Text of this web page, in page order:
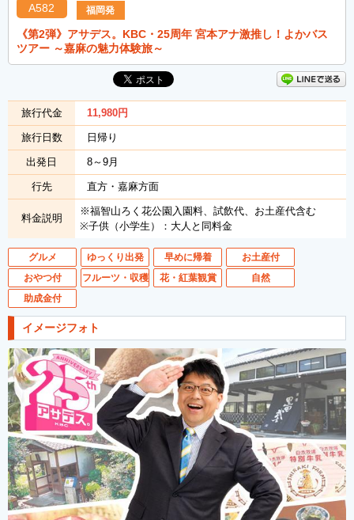
A582 福岡発
《第2弾》アサデス。KBC・25周年 宮本アナ激推し！よかバス
ツアー ～嘉麻の魅力体験旅～
旅行代金 11,980円
旅行日数 日帰り
出発日 8～9月
行先 直方・嘉麻方面
料金説明
※福智山ろく花公園入園料、試飲代、お土産代含む
※子供（小学生）：大人と同料金
グルメ ゆっくり出発 早めに帰着
お土産付
おやつ付
フルーツ・収穫 花・紅葉観賞
自然
助成金付
イメージフォト